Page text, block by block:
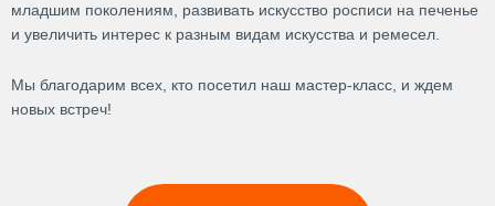
младшим поколениям, развивать искусство росписи на печенье
и увеличить интерес к разным видам искусства и ремесел.
Мы благодарим всех, кто посетил наш мастер-класс, и ждем
новых встреч!